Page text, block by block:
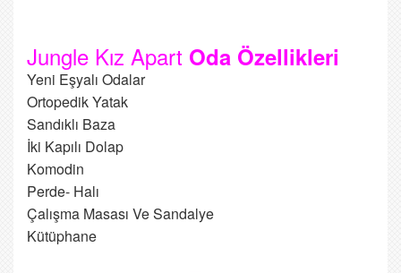
Jungle Kız Apart Oda Özellikleri
Yeni Eşyalı Odalar
Ortopedik Yatak
Sandıklı Baza
İki Kapılı Dolap
Komodin
Perde- Halı
Çalışma Masası Ve Sandalye
Kütüphane